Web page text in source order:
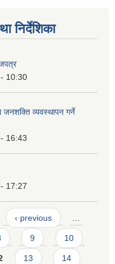
निर्देशिका
10:30
जनशक्ति व्यवस्थापन गर्ने
16:43
17:27
‹ previous
9 10
13 14